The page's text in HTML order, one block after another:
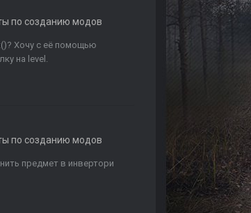
по созданию модов
Хочу с её помощью
на level.
по созданию модов
предмет в инвертори